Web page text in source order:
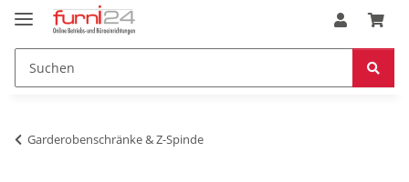
Garderobenschränke & Z-Spinde